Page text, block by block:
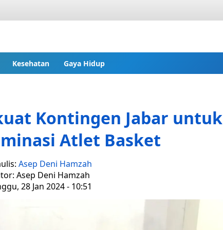
Kesehatan Gaya Hidup
Kontingen Jabar untuk
Atlet Basket
Asep Deni Hamzah
Asep Deni Hamzah
28 Jan 2024 - 10:51